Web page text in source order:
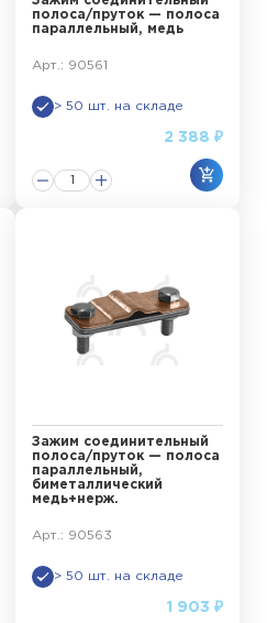
полоса/пруток — полоса
параллельный, медь
Арт.: 90561
> 50 шт. на складе
2 388 ₽
Зажим соединительный
полоса/пруток — полоса
параллельный,
биметаллический
медь+нерж.
Арт.: 90563
> 50 шт. на складе
1 903 ₽